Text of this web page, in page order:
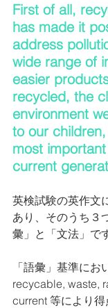
First of all,
has made it
address
wide range of
easier
recycled, the
environment
to our
most
current
英検試験の英作文
あり、そのうち３
彙」と「文法」で
「語彙」基準に
recycable, waste,
current 等により得